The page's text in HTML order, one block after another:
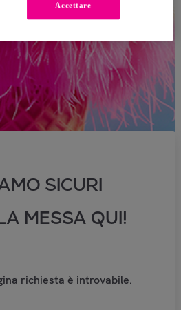
SICURI
MESSA QUI!
richiesta è introvabile.
Accettare